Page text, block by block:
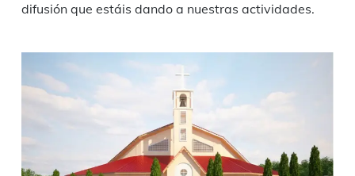
difusión que estáis dando a nuestras actividades.